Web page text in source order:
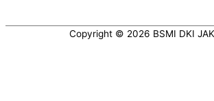
Copyright © 2026 BSMI DKI